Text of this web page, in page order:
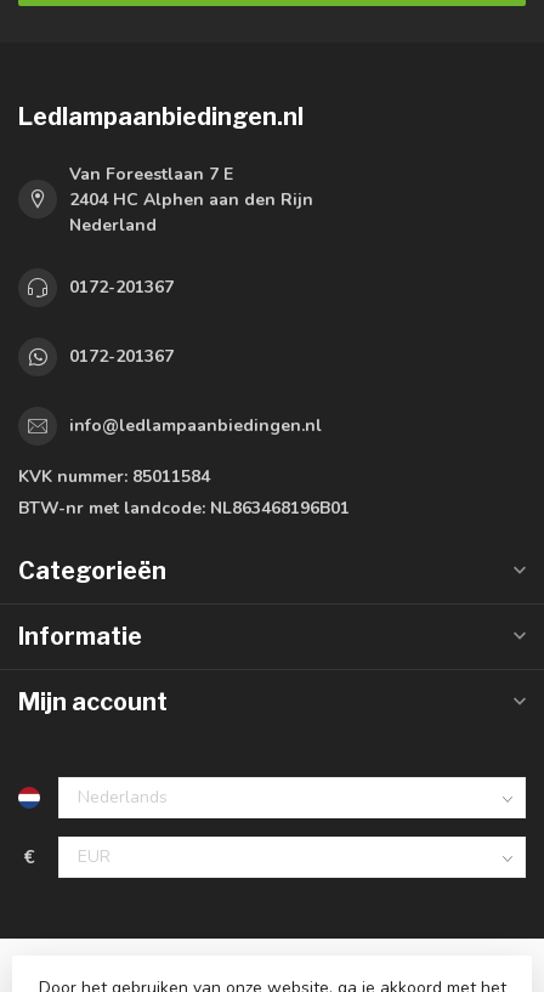
Ledlampaanbiedingen.nl
Van Foreestlaan 7 E
2404 HC Alphen aan den Rijn
Nederland
0172-201367
0172-201367
info@ledlampaanbiedingen.nl
KVK nummer: 85011584
BTW-nr met landcode: NL863468196B01
Categorieën
Informatie
Mijn account
€